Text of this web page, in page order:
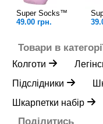
Super Socks™
49.00 грн.
Товари в
Колготи
Підслідники
Шкарпетки набір
Поділитись